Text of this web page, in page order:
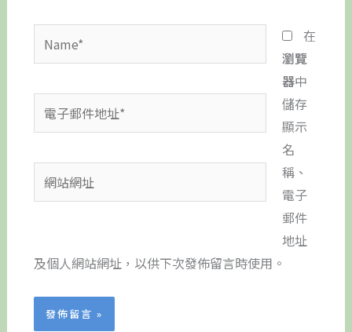
地
在
瀏覽
器中
儲存
顯示
名
稱、
電子
郵件
地址
及個人網站網址，以供下次發佈留言時使用。